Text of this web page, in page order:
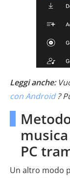
Leggi anche:
con Android?
PC
Un altro modo